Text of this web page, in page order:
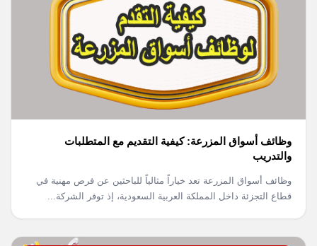
وظائف أسواق المزرعة: كيفية التقديم مع المتطلبات
والتدريب
وظائف أسواق المزرعة تعد خياراً مثالياً للباحثين عن فرص مهنية في
قطاع التجزئة داخل المملكة العربية السعودية، إذ توفر الشركة...